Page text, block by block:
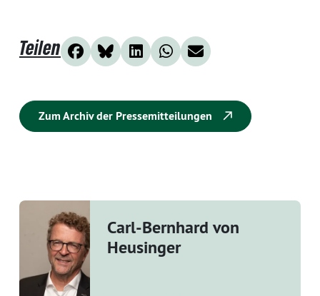
Teilen
Zum Archiv der Pressemitteilungen
Carl-Bernhard von
Heusinger